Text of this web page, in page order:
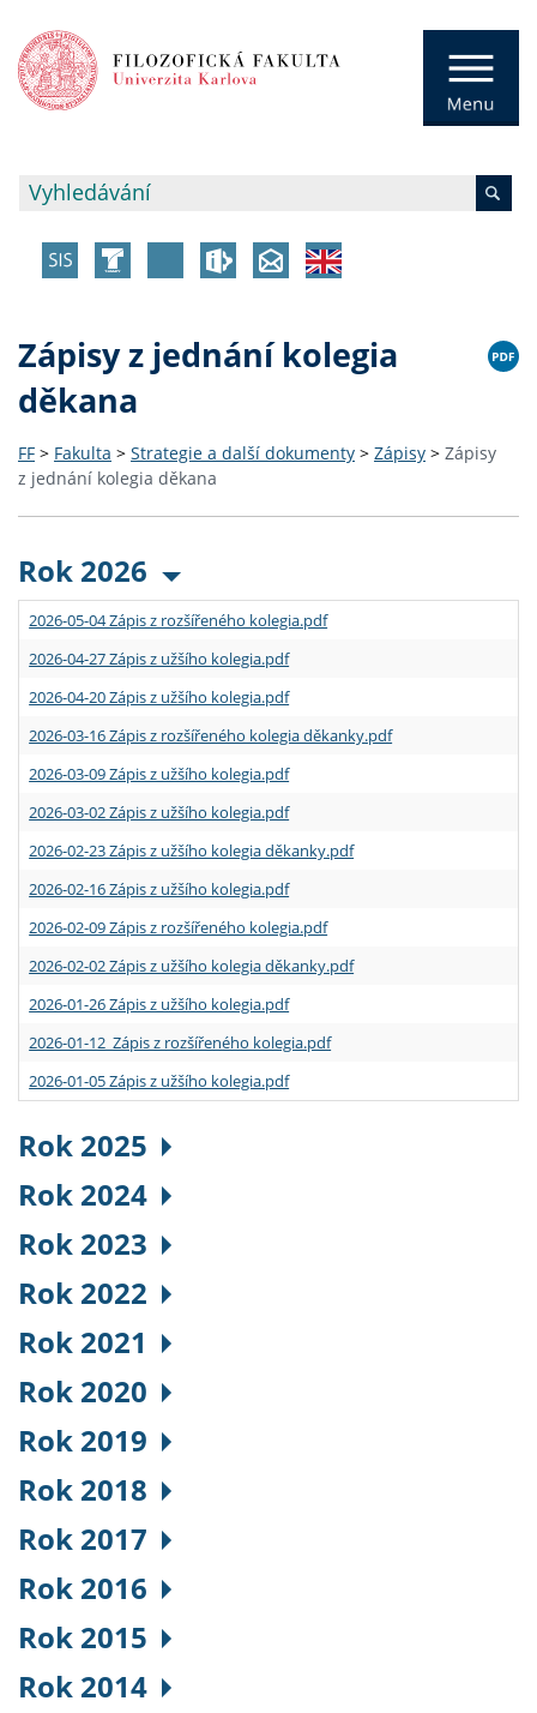
Zápisy z jednání kolegia
děkana
FF > Fakulta > Strategie a další dokumenty > Zápisy > Zápisy
z jednání kolegia děkana
Rok 2026
2026-05-04 Zápis z rozšířeného kolegia.pdf
2026-04-27 Zápis z užšího kolegia.pdf
2026-04-20 Zápis z užšího kolegia.pdf
2026-03-16 Zápis z rozšířeného kolegia děkanky.pdf
2026-03-09 Zápis z užšího kolegia.pdf
2026-03-02 Zápis z užšího kolegia.pdf
2026-02-23 Zápis z užšího kolegia děkanky.pdf
2026-02-16 Zápis z užšího kolegia.pdf
2026-02-09 Zápis z rozšířeného kolegia.pdf
2026-02-02 Zápis z užšího kolegia děkanky.pdf
2026-01-26 Zápis z užšího kolegia.pdf
2026-01-12 Zápis z rozšířeného kolegia.pdf
2026-01-05 Zápis z užšího kolegia.pdf
Rok 2025
Rok 2024
Rok 2023
Rok 2022
Rok 2021
Rok 2020
Rok 2019
Rok 2018
Rok 2017
Rok 2016
Rok 2015
Rok 2014